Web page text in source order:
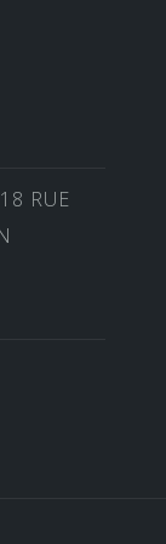
RUE